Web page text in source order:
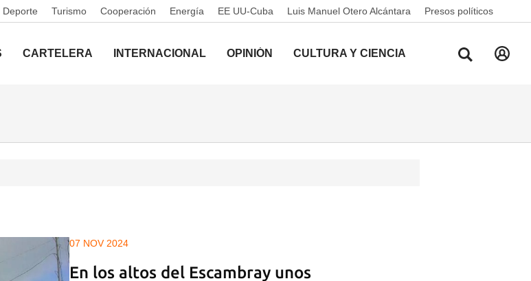
Deporte Turismo Cooperación Energía EE UU-Cuba Luis Manuel Otero Alcántara Presos políticos
CARTELERA INTERNACIONAL OPINIÓN CULTURA Y CIENCIA
07 NOV 2024
En los altos del Escambray unos